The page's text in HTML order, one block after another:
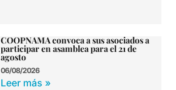
COOPNAMA convoca a sus asociados a
participar en asamblea para el 21 de
agosto
06/08/2026
Leer más »